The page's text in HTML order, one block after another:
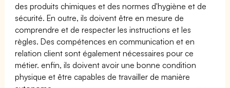
des produits chimiques et des normes d'hygiène et de
sécurité. En outre, ils doivent être en mesure de
comprendre et de respecter les instructions et les
règles. Des compétences en communication et en
relation client sont également nécessaires pour ce
métier. enfin, ils doivent avoir une bonne condition
physique et être capables de travailler de manière